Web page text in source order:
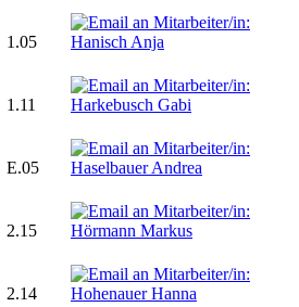
1.05
1.11
E.05
2.15
2.14